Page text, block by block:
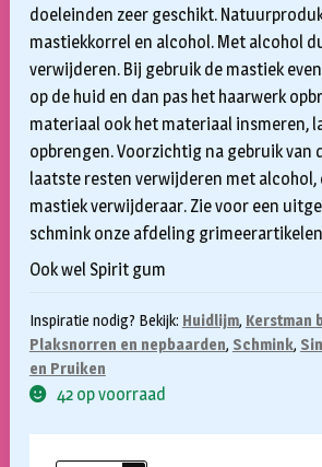
doeleinden zeer geschikt.
mastiekkorrel en alcohol. Met alcohol
verwijderen. Bij gebruik de mastiek
op de huid en dan pas het haarwerk
materiaal ook het materiaal insmeren,
opbrengen. Voorzichtig na gebruik van
laatste resten verwijderen met alcohol,
mastiek verwijderaar. Zie voor een
schmink onze afdeling
Ook wel Spirit gum
Inspiratie nodig? Bekijk: Huidlijm, Kerstman
Plaksnorren en nepbaarden, Schmink,
en Pruiken
42 op voorraad